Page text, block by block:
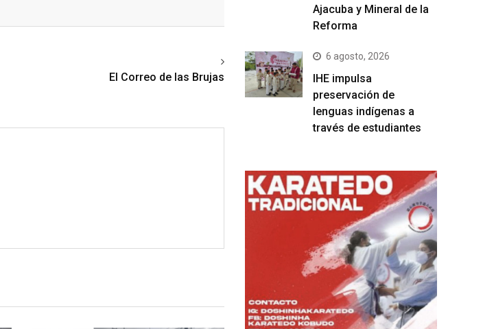
El Correo de las Brujas
Ajacuba y Mineral de la
Reforma
6 agosto, 2026
IHE impulsa
preservación de
lenguas indígenas a
través de estudiantes